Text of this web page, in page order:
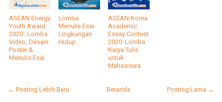
ASEAN Energy
Youth Award
2020 : Lomba
Video, Desain
Poster &
Menulis Esai
Lomba
Menulis Esai
Lingkungan
Hidup
ASEAN-Korea
Academic
Essay Contest
2020: Lomba
Karya Tulis
untuk
Mahasiswa
← Posting Lebih Baru Posting Lama →
Beranda